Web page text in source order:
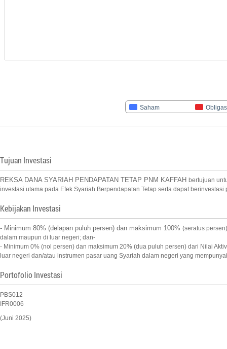
Saham
Tujuan Investasi
REKSA DANA SYARIAH PENDAPATAN TETAP PNM KAFFAH bertujuan
investasi utama pada Efek Syariah Berpendapatan Tetap serta dapat
Kebijakan Investasi
- Minimum 80% (delapan puluh persen) dan maksimum 100% (seratus
dalam maupun di luar negeri; dan-
- Minimum 0% (nol persen) dan maksimum 20% (dua puluh persen) dari Nilai
luar negeri dan/atau instrumen pasar uang Syariah dalam negeri yang
Portofolio Investasi
PBS012
IFR0006
(Juni 2025)